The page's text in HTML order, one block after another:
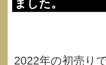
ました。
2022年の初売り